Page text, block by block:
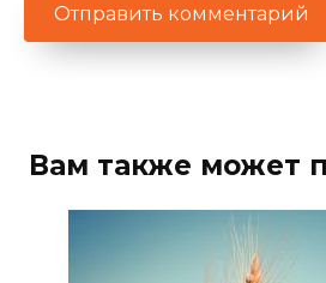
Вам также может